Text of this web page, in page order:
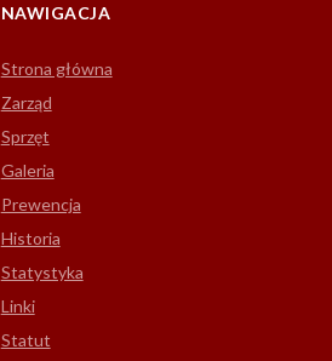
NAWIGACJA
Strona główna
Zarząd
Sprzęt
Galeria
Prewencja
Historia
Statystyka
Linki
Statut